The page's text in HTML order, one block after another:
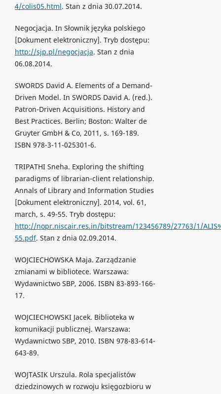
4/colis05.html. Stan z dnia 30.07.2014.
Negocjacja. In Słownik języka polskiego
[Dokument elektroniczny]. Tryb dostępu:
http://sjp.pl/negocjacja. Stan z dnia
06.08.2014.
SWORDS David A. Elements of a Demand-
Driven Model. In SWORDS David A. (red.).
Patron-Driven Acquisitions. History and
Best Practices. Berlin; Boston: Walter de
Gruyter GmbH & Co, 2011, s. 169-189.
ISBN 978-3-11-025301-6.
TRIPATHI Sneha. Exploring the shifting
paradigms of librarian-client relationship.
Annals of Library and Information Studies
[Dokument elektroniczny]. 2014, vol. 61,
march, s. 49-55. Tryb dostępu:
http://nopr.niscair.res.in/bitstream/123456789/27763/1/
55.pdf. Stan z dnia 02.09.2014.
WOJCIECHOWSKA Maja. Zarządzanie
zmianami w bibliotece. Warszawa:
Wydawnictwo SBP, 2006. ISBN 83-893-166-
17.
WOJCIECHOWSKI Jacek. Biblioteka w
komunikacji publicznej. Warszawa:
Wydawnictwo SBP, 2010. ISBN 978-83-614-
643-89.
WOJTASIK Urszula. Rola specjalistów
dziedzinowych w rozwoju księgozbioru w